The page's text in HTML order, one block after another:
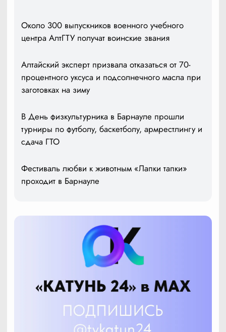
Около 300 выпускников военного учебного
центра АлтГТУ получат воинские звания
Алтайский эксперт призвала отказаться от 70-
процентного уксуса и подсолнечного масла при
заготовках на зиму
В День физкультурника в Барнауле прошли
турниры по футболу, баскетболу, армрестлингу и
сдача ГТО
Фестиваль любви к животным «Лапки тапки»
проходит в Барнауле